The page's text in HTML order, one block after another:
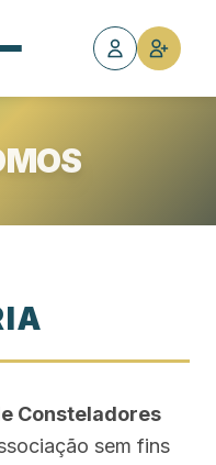
Consteladores
sem fins